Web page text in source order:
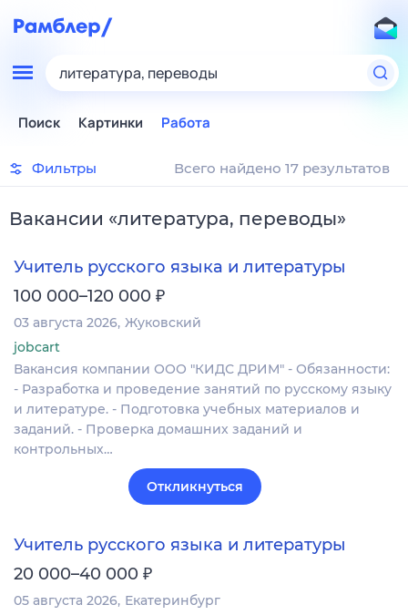
литература, переводы
Поиск Картинки Работа
Фильтры Всего найдено 17 результатов
Вакансии «литература, переводы»
Учитель русского языка и литературы
100 000–120 000 ₽
03 августа 2026 Жуковский
jobcart
Вакансия компании ООО "КИДС ДРИМ" - Обязанности:
- Разработка и проведение занятий по русскому языку
и литературе. - Подготовка учебных материалов и
заданий. - Проверка домашних заданий и
контрольных…
Откликнуться
Учитель русского языка и литературы
20 000–40 000 ₽
05 августа 2026 Екатеринбург